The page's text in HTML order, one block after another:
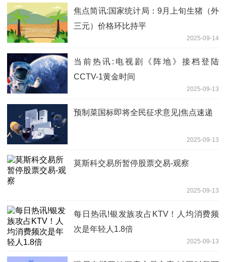
焦点简讯:国家统计局：9月上旬生猪（外
三元）价格环比持平
2025-09-14
当前热讯:电视剧《阵地》接档登陆
CCTV-1黄金时间
2025-09-13
预制菜国标即将全民征求意见|焦点速递
2025-09-13
莫斯科交易所暂停股票交易-观察
2025-09-13
每日热讯!银发族攻占KTV！人均消费频
次是年轻人1.8倍
2025-09-13